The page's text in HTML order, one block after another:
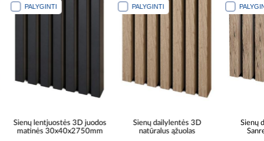
PALYGINTI
Sienų lentjuostės 3D juodos
matinės 30x40x2750mm
PALYGINTI
Sienų dailylentės 3D
natūralus ąžuolas
PALYGINTI
Sienų